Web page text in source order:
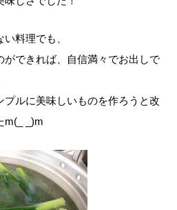
料理でも、
ができれば、自信満々でお出しで
プルに美味しいものを作ろうと改
m(_ _)m